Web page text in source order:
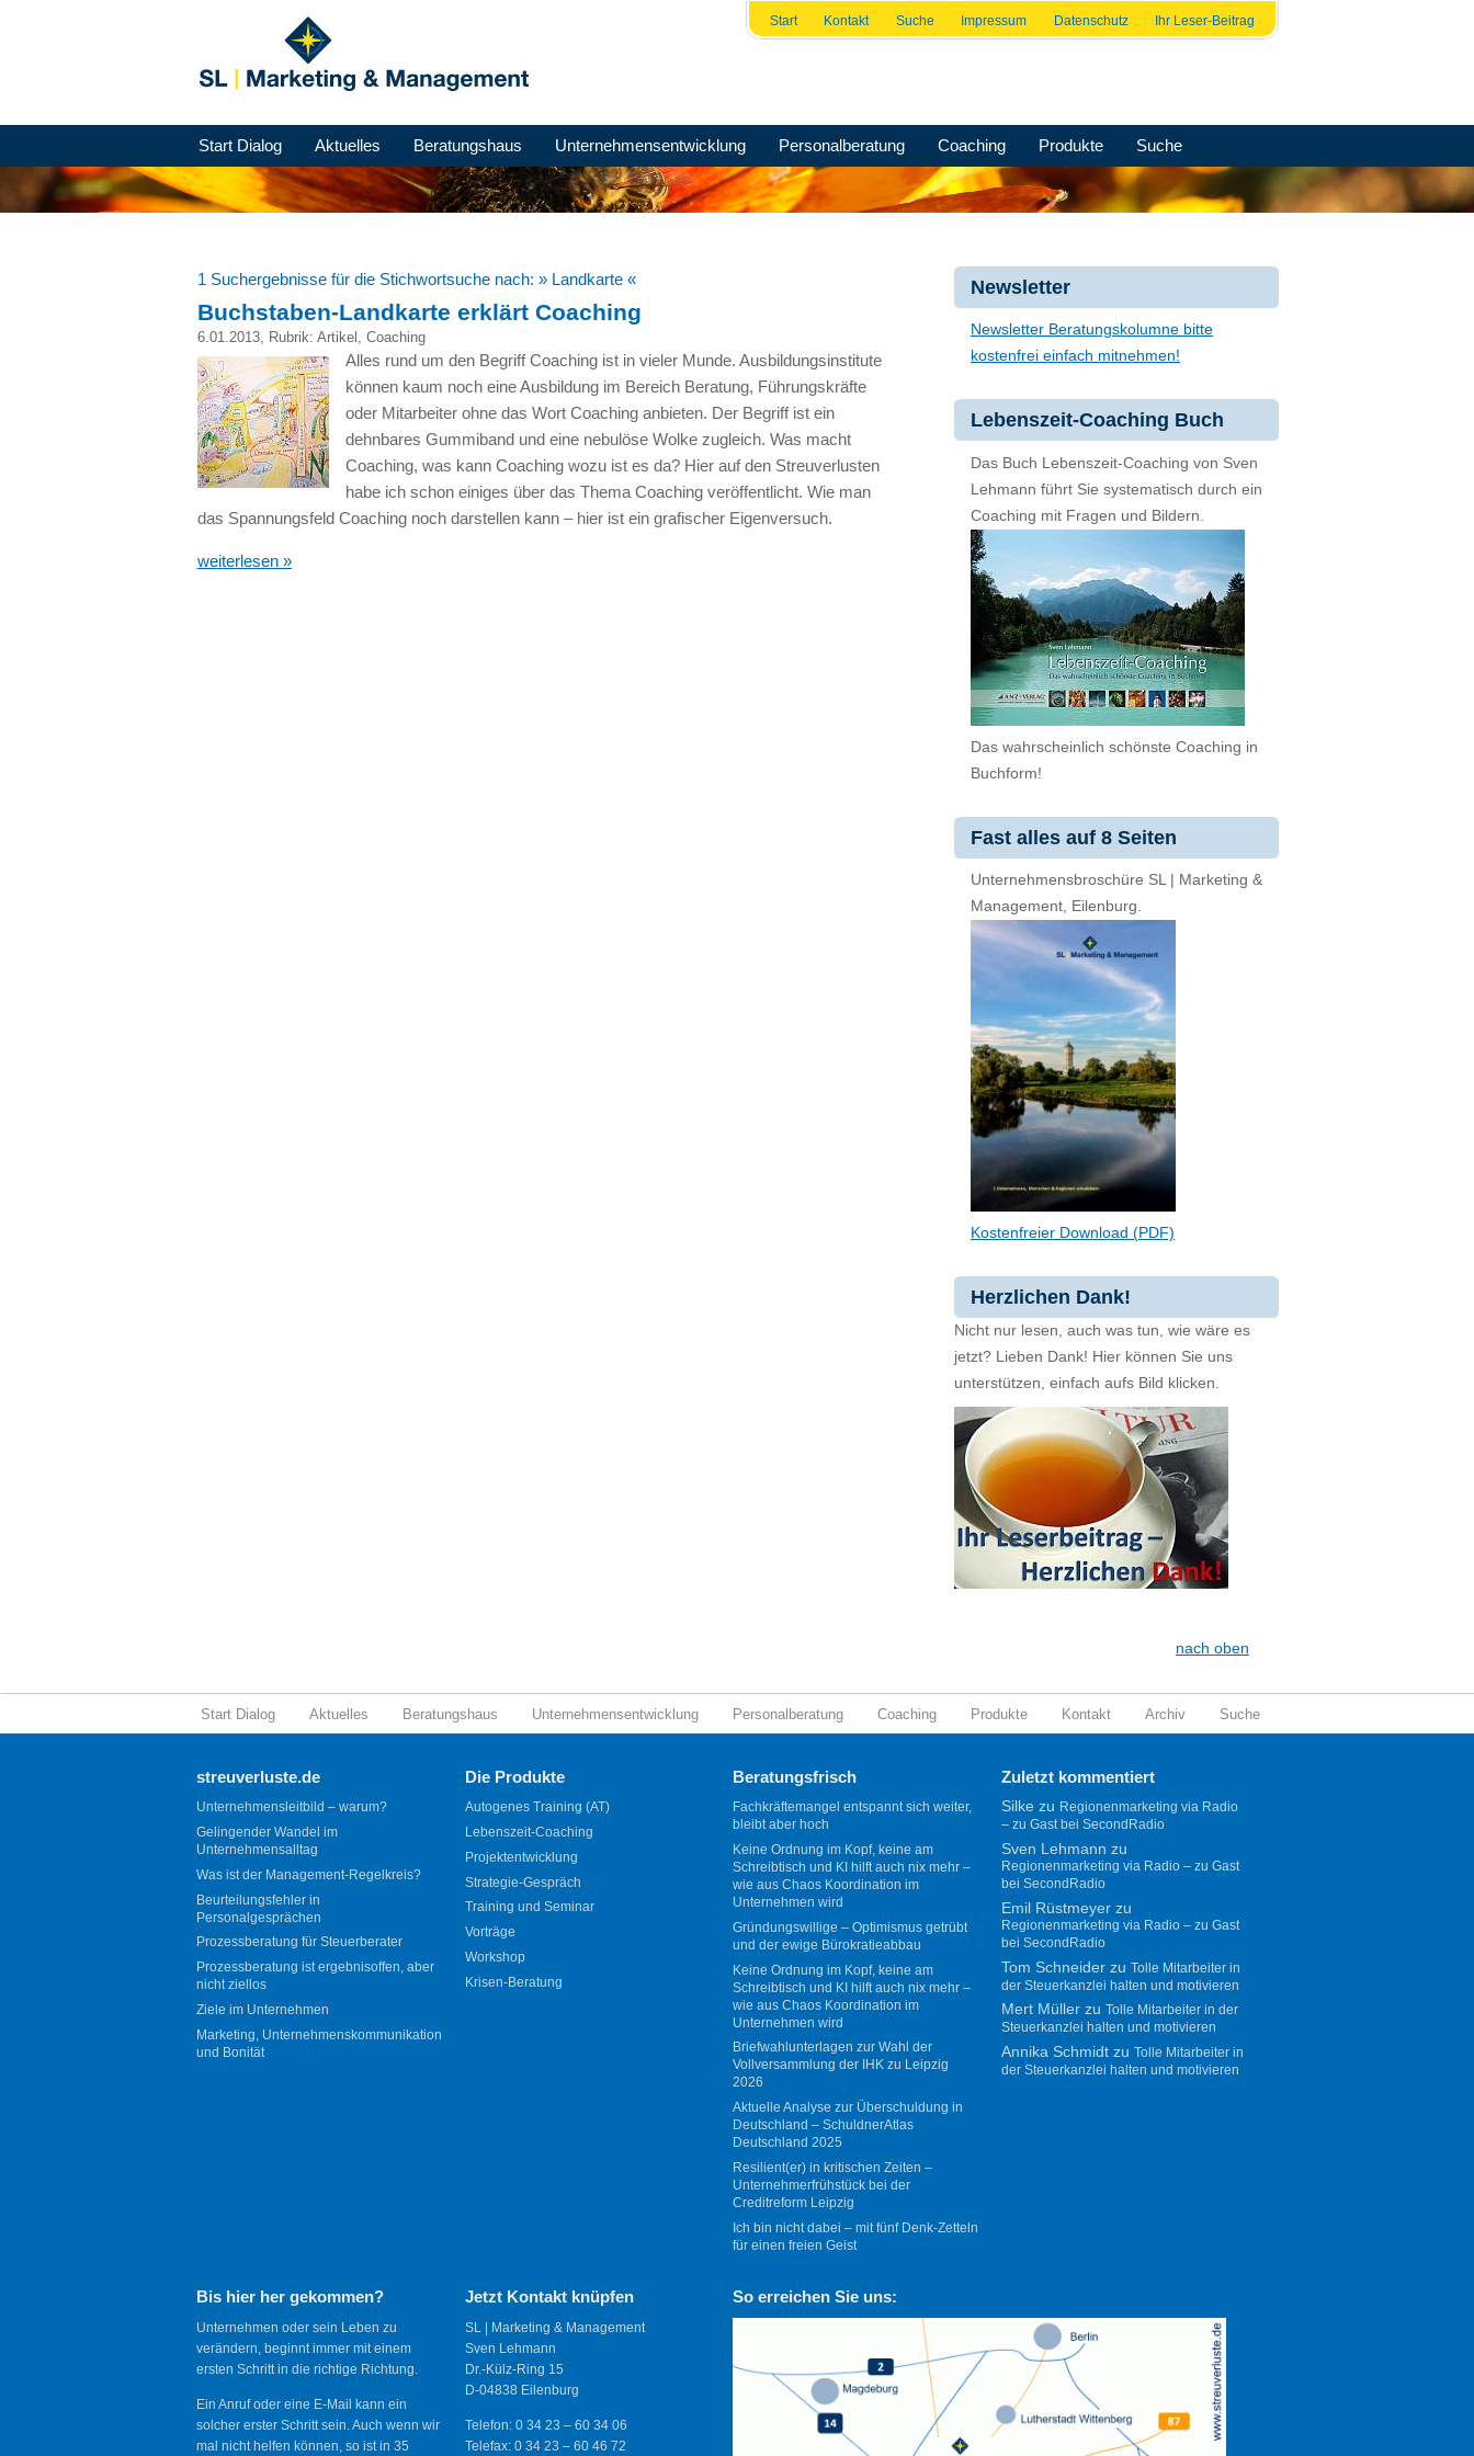
Start Kontakt Suche Impressum Datenschutz Ihr Leser-Beitrag
Start Dialog Aktuelles Beratungshaus Unternehmensentwicklung Personalberatung Coaching Produkte Suche
1 Suchergebnisse für die Stichwortsuche nach: » Landkarte «
Buchstaben-Landkarte erklärt Coaching
6.01.2013, Rubrik: Artikel , Coaching
Alles rund um den Begriff Coaching ist in vieler Munde. Ausbildungsinstitute
können kaum noch eine Ausbildung im Bereich Beratung, Führungskräfte
oder Mitarbeiter ohne das Wort Coaching anbieten. Der Begriff ist ein
dehnbares Gummiband und eine nebulöse Wolke zugleich. Was macht
Coaching, was kann Coaching wozu ist es da? Hier auf den Streuverlusten
habe ich schon einiges über das Thema Coaching veröffentlicht. Wie man
das Spannungsfeld Coaching noch darstellen kann – hier ist ein grafischer Eigenversuch.
weiterlesen »
Newsletter
Newsletter Beratungskolumne bitte
kostenfrei einfach mitnehmen!
Lebenszeit-Coaching Buch
Das Buch Lebenszeit-Coaching von Sven
Lehmann führt Sie systematisch durch ein
Coaching mit Fragen und Bildern.
Das wahrscheinlich schönste Coaching in
Buchform!
Fast alles auf 8 Seiten
Unternehmensbroschüre SL | Marketing &
Management, Eilenburg.
Kostenfreier Download (PDF)
Herzlichen Dank!
Nicht nur lesen, auch was tun, wie wäre es
jetzt? Lieben Dank! Hier können Sie uns
unterstützen, einfach aufs Bild klicken.
nach oben
Start Dialog Aktuelles Beratungshaus Unternehmensentwicklung Personalberatung Coaching Produkte Kontakt Archiv Suche
streuverluste.de
Unternehmensleitbild – warum?
Gelingender Wandel im
Unternehmensalltag
Was ist der Management-Regelkreis?
Beurteilungsfehler in
Personalgesprächen
Prozessberatung für Steuerberater
Prozessberatung ist ergebnisoffen, aber
nicht ziellos
Ziele im Unternehmen
Marketing, Unternehmenskommunikation
und Bonität
Die Produkte
Autogenes Training (AT)
Lebenszeit-Coaching
Projektentwicklung
Strategie-Gespräch
Training und Seminar
Vorträge
Workshop
Krisen-Beratung
Beratungsfrisch
Fachkräftemangel entspannt sich weiter,
bleibt aber hoch
Keine Ordnung im Kopf, keine am
Schreibtisch und KI hilft auch nix mehr –
wie aus Chaos Koordination im
Unternehmen wird
Gründungswillige – Optimismus getrübt
und der ewige Bürokratieabbau
Keine Ordnung im Kopf, keine am
Schreibtisch und KI hilft auch nix mehr –
wie aus Chaos Koordination im
Unternehmen wird
Briefwahlunterlagen zur Wahl der
Vollversammlung der IHK zu Leipzig
2026
Aktuelle Analyse zur Überschuldung in
Deutschland – SchuldnerAtlas
Deutschland 2025
Resilient(er) in kritischen Zeiten –
Unternehmerfrühstück bei der
Creditreform Leipzig
Ich bin nicht dabei – mit fünf Denk-Zetteln
für einen freien Geist
Zuletzt kommentiert
Silkezu Regionenmarketing via Radio
– zu Gast bei SecondRadio
Sven Lehmann zu
Regionenmarketing via Radio – zu Gast
bei SecondRadio
Emil Rüstmeyerzu
Regionenmarketing via Radio – zu Gast
bei SecondRadio
Tom Schneiderzu Tolle Mitarbeiter in
der Steuerkanzlei halten und motivieren
Mert Müllerzu Tolle Mitarbeiter in der
Steuerkanzlei halten und motivieren
Annika Schmidtzu Tolle Mitarbeiter in
der Steuerkanzlei halten und motivieren
Bis hier her gekommen?
Unternehmen oder sein Leben zu
verändern, beginnt immer mit einem
ersten Schritt in die richtige Richtung.
Ein Anruf oder eine E-Mail kann ein
solcher erster Schritt sein. Auch wenn wir
mal nicht helfen können, so ist in 35
Jetzt Kontakt knüpfen
SL | Marketing & Management
Sven Lehmann
Dr.-Külz-Ring 15
D-04838 Eilenburg
Telefon: 0 34 23 – 60 34 06
Telefax: 0 34 23 – 60 46 72
So erreichen Sie uns: